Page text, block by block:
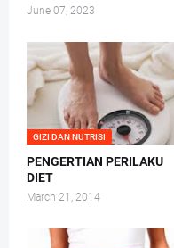
June 07, 2023
GIZI DAN NUTRISI
PENGERTIAN PERILAKU
DIET
March 21, 2014